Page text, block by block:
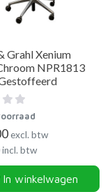
Grahl Xenium
NPR1813
excl. btw
incl. btw
In winkelwagen